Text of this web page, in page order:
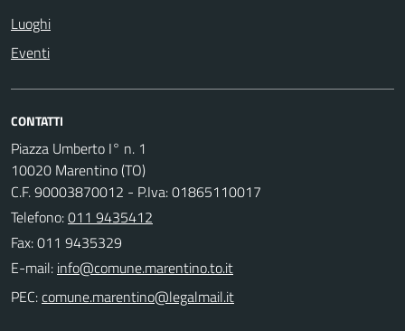
Luoghi
Eventi
CONTATTI
Piazza Umberto I° n. 1
10020 Marentino (TO)
C.F. 90003870012 - P.Iva: 01865110017
Telefono:011 9435412
Fax: 011 9435329
E-mail:
PEC: